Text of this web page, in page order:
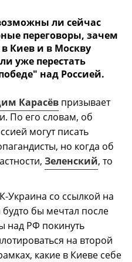
ли сейчас
переговоры, зачем
Киев и в Москву
уже перестать
над Россией.
Карасёв призывает
По его словам, об
могут писать
но когда об
Зеленский, то
Украина со ссылкой на
бы мечтал после
над РФ покинуть
на второй
какие в Киеве себе